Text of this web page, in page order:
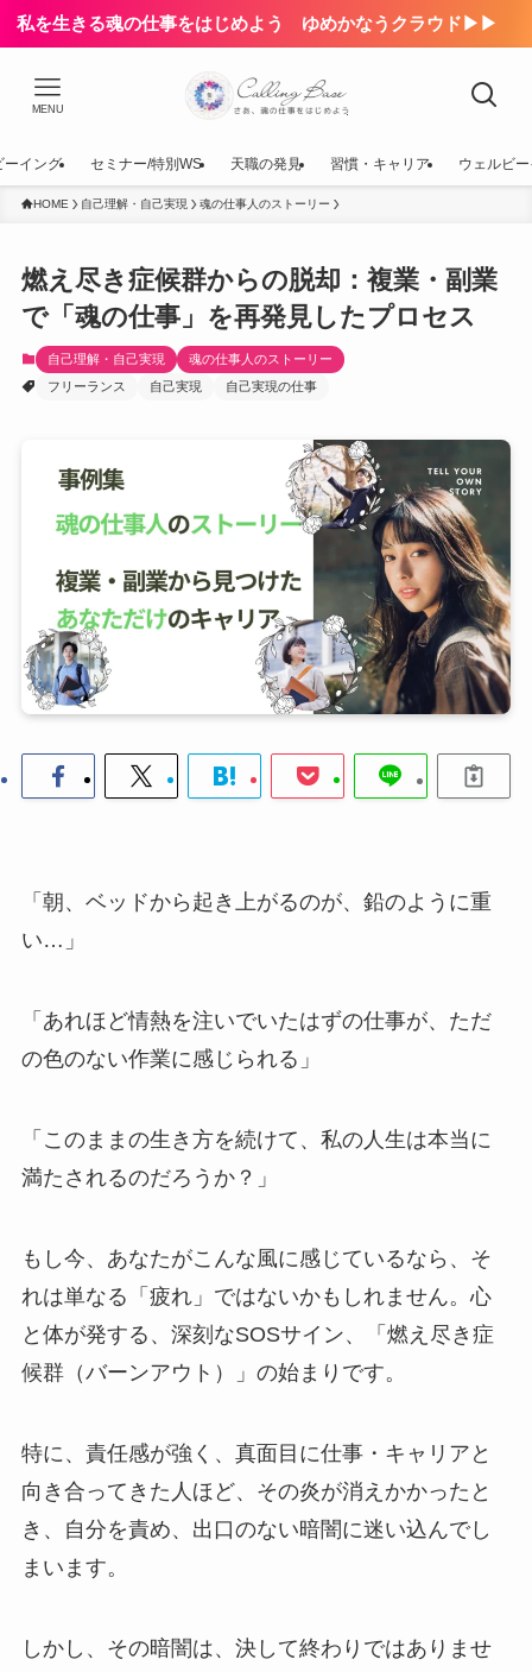
私を生きる魂の仕事をはじめよう ゆめかなうクラウド▶▶
MENU
ーイング セミナー/特別WS 天職の発見 習慣・キャリア ウェルビ
HOME 自己理解・自己実現 魂の仕事人のストーリー
燃え尽き症候群からの脱却：複業・副業
で「魂の仕事」を再発見したプロセス
自己理解・自己実現
魂の仕事人のストーリー
フリーランス
自己実現 自己実現の仕事
「朝、ベッドから起き上がるのが、鉛のように重
い…」
「あれほど情熱を注いでいたはずの仕事が、ただ
の色のない作業に感じられる」
「このままの生き方を続けて、私の人生は本当に
満たされるのだろうか？」
もし今、あなたがこんな風に感じているなら、そ
れは単なる「疲れ」ではないかもしれません。心
と体が発する、深刻なSOSサイン、「燃え尽き症
候群（バーンアウト）」の始まりです。
特に、責任感が強く、真面目に仕事・キャリアと
向き合ってきた人ほど、その炎が消えかかったと
き、自分を責め、出口のない暗闇に迷い込んでし
まいます。
しかし、その暗闇は、決して終わりではありませ